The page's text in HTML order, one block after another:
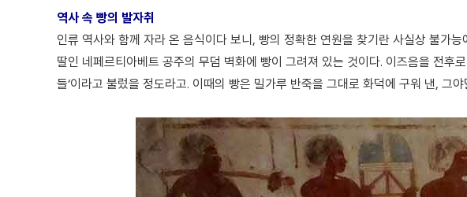
역사 속 빵의 발자취
인류 역사와 함께 자라 온 음식이다 보니, 빵의 정확한 연원을 찾기란 사실상 불가
딸인 네페르티아베트 공주의 무덤 벽화에 빵이 그려져 있는 것이다. 이즈음을 전후
들’이라고 불렀을 정도라고. 이때의 빵은 밀가루 반죽을 그대로 화덕에 구워 낸, 그